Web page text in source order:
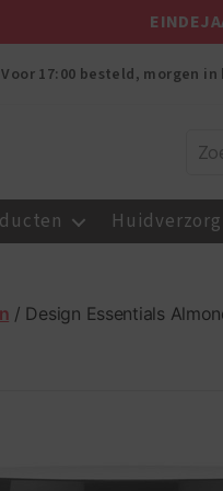
Voor 17:00 besteld, morgen in
/ Design Essentials